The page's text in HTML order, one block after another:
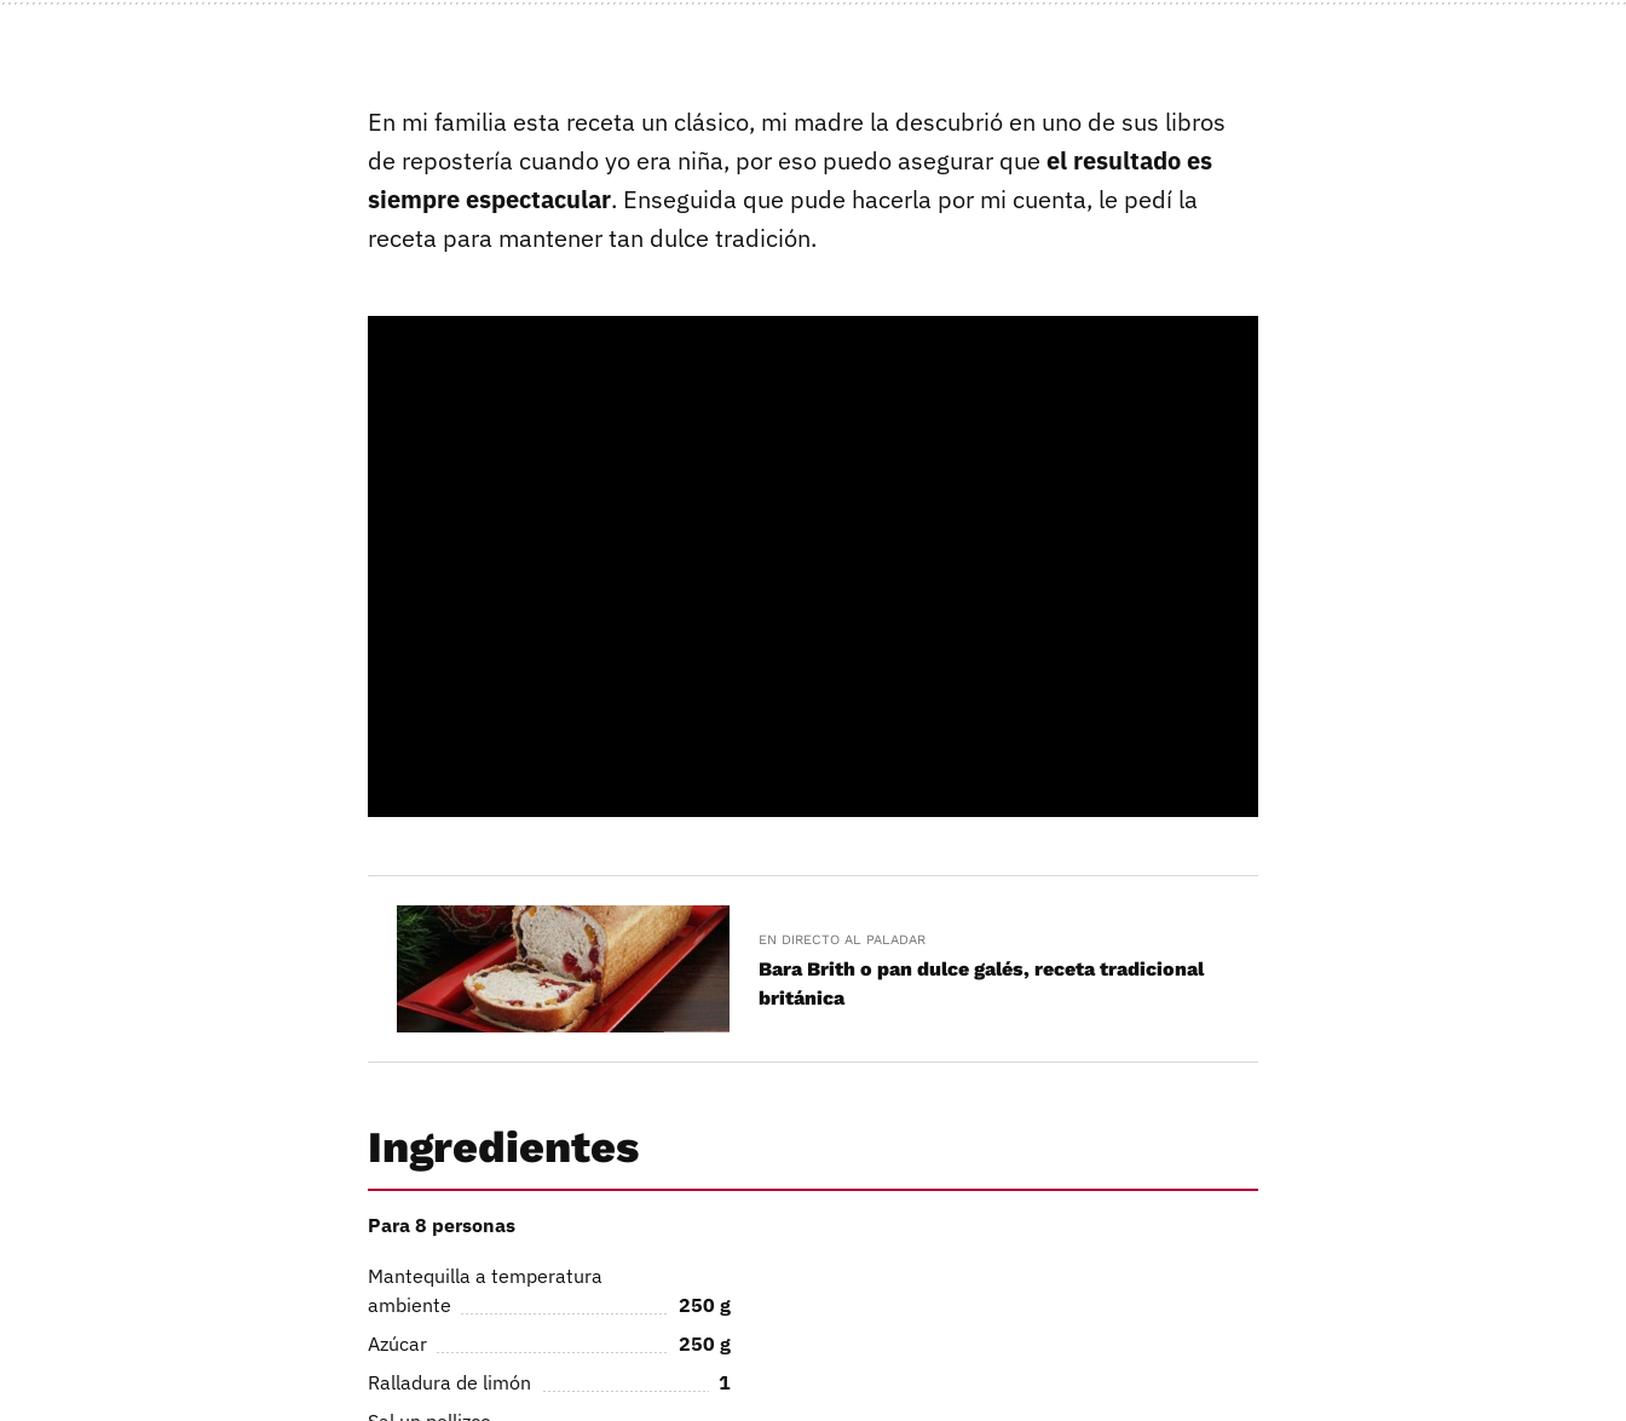
En mi familia esta receta un clásico, mi madre la descubrió en uno de sus libros
de repostería cuando yo era niña, por eso puedo asegurar que el resultado es
siempre espectacular. Enseguida que pude hacerla por mi cuenta, le pedí la
receta para mantener tan dulce tradición.
EN DIRECTO AL PALADAR
Bara Brith o pan dulce galés, receta tradicional
británica
Ingredientes
Para 8 personas
Mantequilla a temperatura
ambiente
250 g
Azúcar
250 g
Ralladura de limón
1